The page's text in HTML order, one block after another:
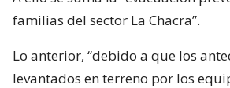
familias del sector La Chacra”.
Lo anterior, “debido a que los
levantados en terreno por los